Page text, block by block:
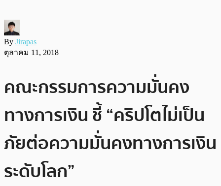
By Jirapas
ตุลาคม 11, 2018
คณะกรรมการความมั่นคง
ทางการเงิน ชี้ “คริปโตไม่เป็น
ภัยต่อความมั่นคงทางการเงิน
ระดับโลก”